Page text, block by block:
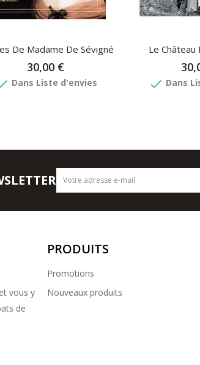
De Madame De Sévigné
30,00 €
Dans Liste d'envies
Le Château
done Dans
vous y
de
PRODUITS
Promotions
Nouveaux produits